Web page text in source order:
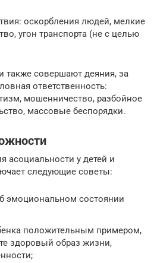
оскорбления людей, мелкие
угон транспорта (не с целью
также совершают деяния, за
ответственность:
мошенничество, разбойное
массовые беспорядки.
асоциальности у детей и
следующие советы:
эмоциональном состоянии
положительным примером,
здоровый образ жизни,